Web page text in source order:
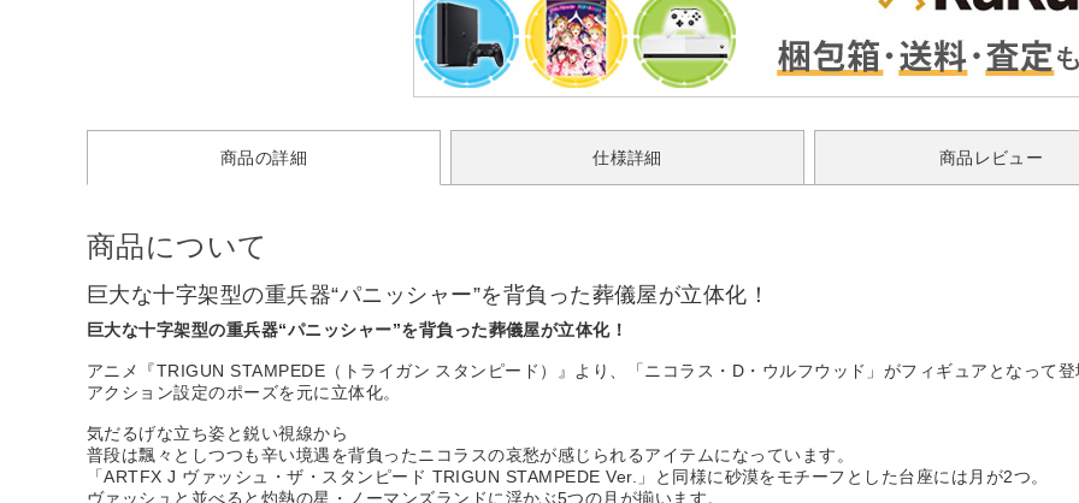
商品の詳細 仕様詳細 商品レビュー
商品について
巨大な十字架型の重兵器“パニッシャー”を背負った葬儀屋が立体化！
巨大な十字架型の重兵器“パニッシャー”を背負った葬儀屋が立体化！
アニメ『TRIGUN STAMPEDE（トライガン スタンピード）』より、「ニコラス・D・ウルフウッド」がフィギュアとなって登
アクション設定のポーズを元に立体化。
気だるげな立ち姿と鋭い視線から
普段は飄々としつつも辛い境遇を背負ったニコラスの哀愁が感じられるアイテムになっています。
「ARTFX J ヴァッシュ・ザ・スタンピード TRIGUN STAMPEDE Ver.」と同様に砂漠をモチーフとした台座には月が2つ。
ヴァッシュと並べると灼熱の星・ノーマンズランドに浮かぶ5つの月が揃います。